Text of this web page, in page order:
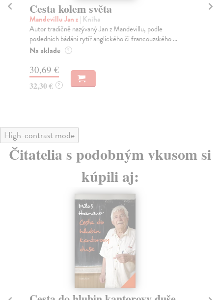
Cesta kolem světa
Mandevillu Jan z| Kniha
Autor tradičně nazývaný Jan z Mandevillu, podle
posledních bádání rytíř anglického či francouzského ...
Na sklade ?
30,69 €
32,30 € ?
High-contrast mode
Čitatelia s podobným vkusom si
kúpili aj: